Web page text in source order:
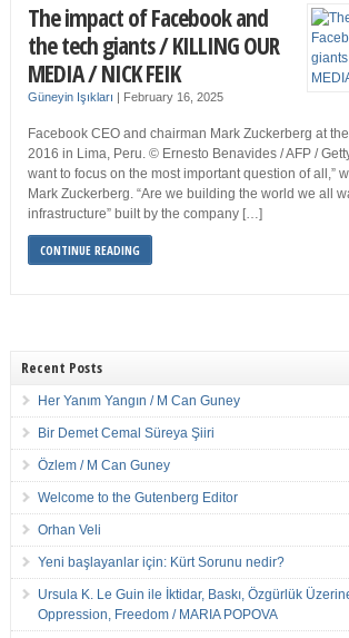
The impact of Facebook and
the tech giants / KILLING OUR
MEDIA / NICK FEIK
Güneyin Işıkları | February 16, 2025
Facebook CEO and chairman Mark Zuckerberg at
2016 in Lima, Peru. © Ernesto Benavides / AFP / Getty
want to focus on the most important question of all,”
Mark Zuckerberg. “Are we building the world we all
infrastructure” built by the company […]
CONTINUE READING
Recent Posts
Her Yanım Yangın / M Can Guney
Bir Demet Cemal Süreya Şiiri
Özlem / M Can Guney
Welcome to the Gutenberg Editor
Orhan Veli
Yeni başlayanlar için: Kürt Sorunu nedir?
Ursula K. Le Guin ile İktidar, Baskı, Özgürlük
Oppression, Freedom / MARIA POPOVA